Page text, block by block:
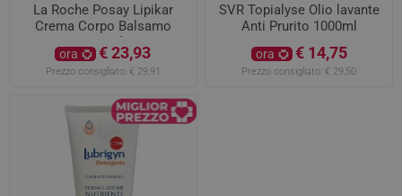
La Roche Posay Lipikar
Crema Corpo Balsamo
Riparatore Tripla Azione
400ml
ora € 23,93
Prezzo consigliato: € 29,91
SVR Topialyse Olio lavante
Anti Prurito 1000ml
ora € 14,75
Prezzo consigliato: € 29,50